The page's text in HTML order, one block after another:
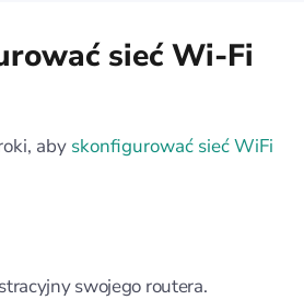
sieć Wi-Fi
aby skonfigurować sieć WiFi
swojego routera.